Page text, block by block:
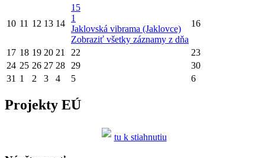
10 11 12 13 14
15
1
Jaklovská vibrama (Jaklovce)
Zobraziť všetky záznamy z dňa
16
17 18 19 20 21 22
23
24 25 26 27 28 29
30
31 1 2 3 4 5 6
Projekty EÚ
tu k stiahnutiu